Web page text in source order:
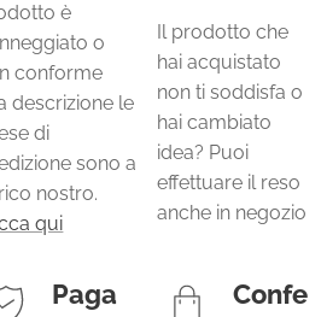
è
o
conforme
descrizione le
di
sono a
nostro.
qui
Il prodotto che
hai acquistato
non ti soddisfa o
hai cambiato
idea? Puoi
effettuare il reso
anche in negozio
Paga
Confe